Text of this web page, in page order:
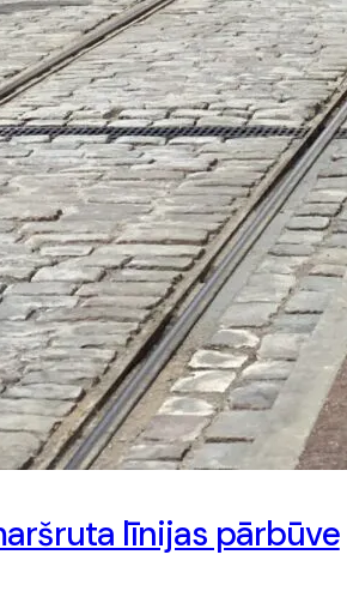
līnijas pārbūve